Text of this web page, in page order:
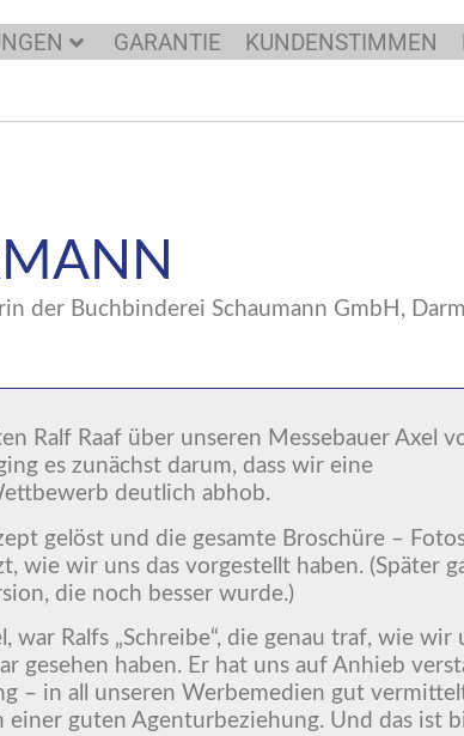
GARANTIE KUNDENSTIMMEN
der Buchbinderei Schaumann GmbH,
Ralf Raaf über unseren Messebauer Axel
es zunächst darum, dass wir eine
deutlich abhob.
gelöst und die gesamte Broschüre –
wie wir uns das vorgestellt haben. (Später
die noch besser wurde.)
war Ralfs „Schreibe“, die genau traf, wie wir
gesehen haben. Er hat uns auf Anhieb
– in all unseren Werbemedien gut
einer guten Agenturbeziehung. Und das ist